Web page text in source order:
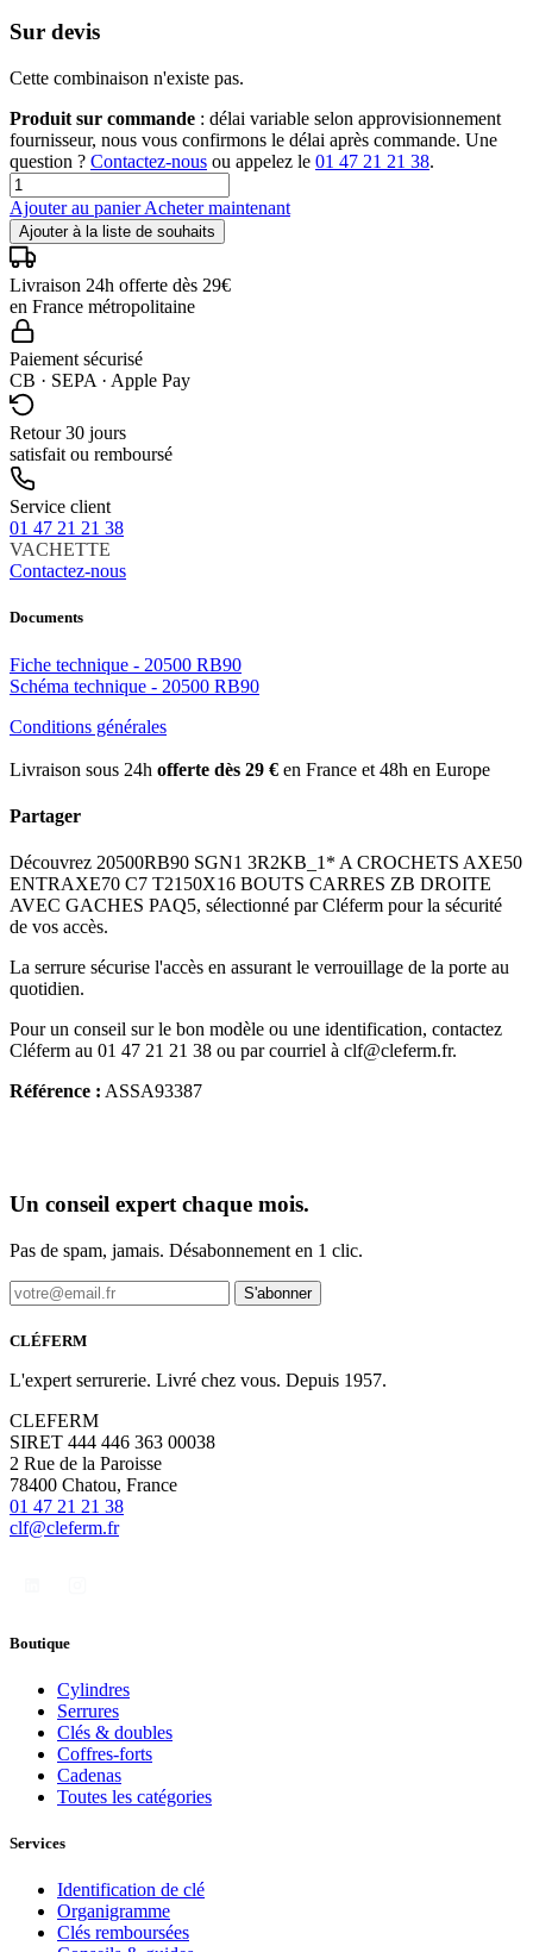
Sur devis
Cette combinaison n'existe pas.
Produit sur commande : délai variable selon approvisionnement
fournisseur, nous vous confirmons le délai après commande. Une
question ? Contactez-nous ou appelez le 01 47 21 21 38.
Ajouter au panierAcheter maintenant
Ajouter à la liste de souhaits
Livraison 24h offerte dès 29€
en France métropolitaine
Paiement sécurisé
CB · SEPA · Apple Pay
Retour 30 jours
satisfait ou remboursé
Service client
01 47 21 21 38
VACHETTE
Contactez-nous
Documents
Fiche technique - 20500 RB90
Schéma technique - 20500 RB90
Conditions générales
Livraison sous 24h offerte dès 29 € en France et 48h en Europe
Partager
Découvrez 20500RB90 SGN1 3R2KB_1* A CROCHETS AXE50
ENTRAXE70 C7 T2150X16 BOUTS CARRES ZB DROITE
AVEC GACHES PAQ5, sélectionné par Cléferm pour la sécurité
de vos accès.
La serrure sécurise l'accès en assurant le verrouillage de la porte au
quotidien.
Pour un conseil sur le bon modèle ou une identification, contactez
Cléferm au 01 47 21 21 38 ou par courriel à clf@cleferm.fr.
Référence : ASSA93387
Un conseil expert chaque mois.
Pas de spam, jamais. Désabonnement en 1 clic.
S'abonner
CLÉFERM
L'expert serrurerie. Livré chez vous. Depuis 1957.
CLEFERM
SIRET 444 446 363 00038
2 Rue de la Paroisse
78400 Chatou, France
01 47 21 21 38
clf@cleferm.fr
Boutique
Cylindres
Serrures
Clés & doubles
Coffres-forts
Cadenas
Toutes les catégories
Services
Identification de clé
Organigramme
Clés remboursées